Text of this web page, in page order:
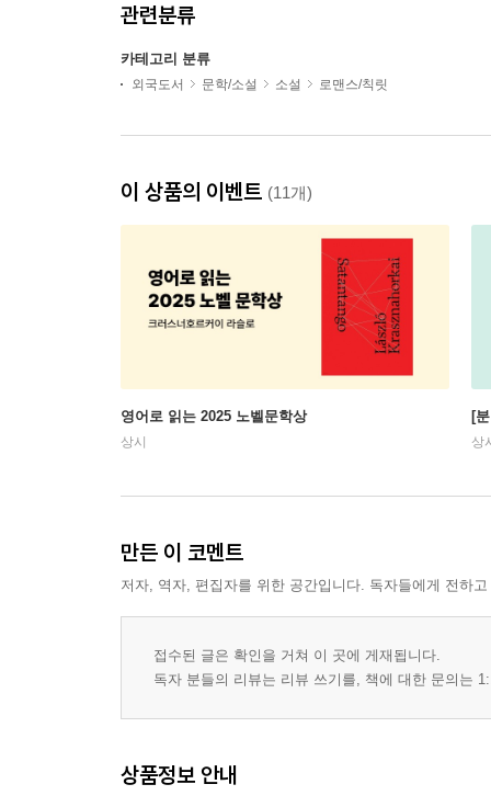
관련분류
카테고리 분류
외국도서 문학/소설 소설 로맨스/칙릿
이 상품의 이벤트 (11개)
영어로 읽는 2025 노벨문학상
상시
[
상
만든 이 코멘트
저자, 역자, 편집자를 위한 공간입니다. 독자들에게 전하
접수된 글은 확인을 거쳐 이 곳에 게재됩니다.
독자 분들의 리뷰는 리뷰 쓰기를, 책에 대한 문의는
상품정보 안내